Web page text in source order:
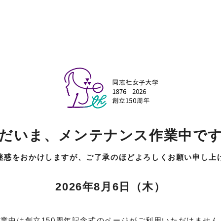
いま、 メンテナンス作業中で
惑をおかけしますが、 ご了承のほどよろしくお願い申し上
2026年8月6日（木）